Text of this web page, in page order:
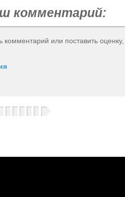
комментарий:
комментарий или поставить